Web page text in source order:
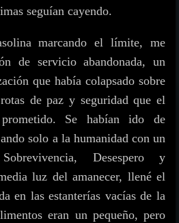
seguían cayendo.
marcando el límite, me
de servicio abandonada, un
que había colapsado sobre
de paz y seguridad que el
Se habían ido de
solo a la humanidad con un
Desespero y
luz del amanecer, llené el
en las estanterías vacías de la
eran un pequeño, pero